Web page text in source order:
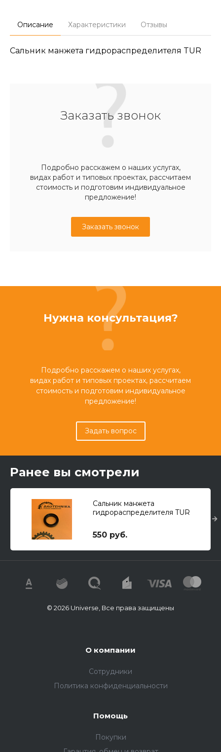
Описание Характеристики Отзывы
Сальник манжета гидрораспределителя TUR
Заказать звонок
Подробно расскажем о наших услугах,
видах работ и типовых проектах, рассчитаем
стоимость и подготовим индивидуальное
предложение!
Заказать звонок
Нужна консультация?
Подробно расскажем о наших услугах,
видах работ и типовых проектах, рассчитаем
стоимость и подготовим индивидуальное
предложение!
Задать вопрос
Ранее вы смотрели
Сальник манжета
гидрораспределителя TUR
550 руб.
© 2026 Universe, Все права защищены
О компании
Сотрудники
Политика конфиденциальности
Помощь
Покупки